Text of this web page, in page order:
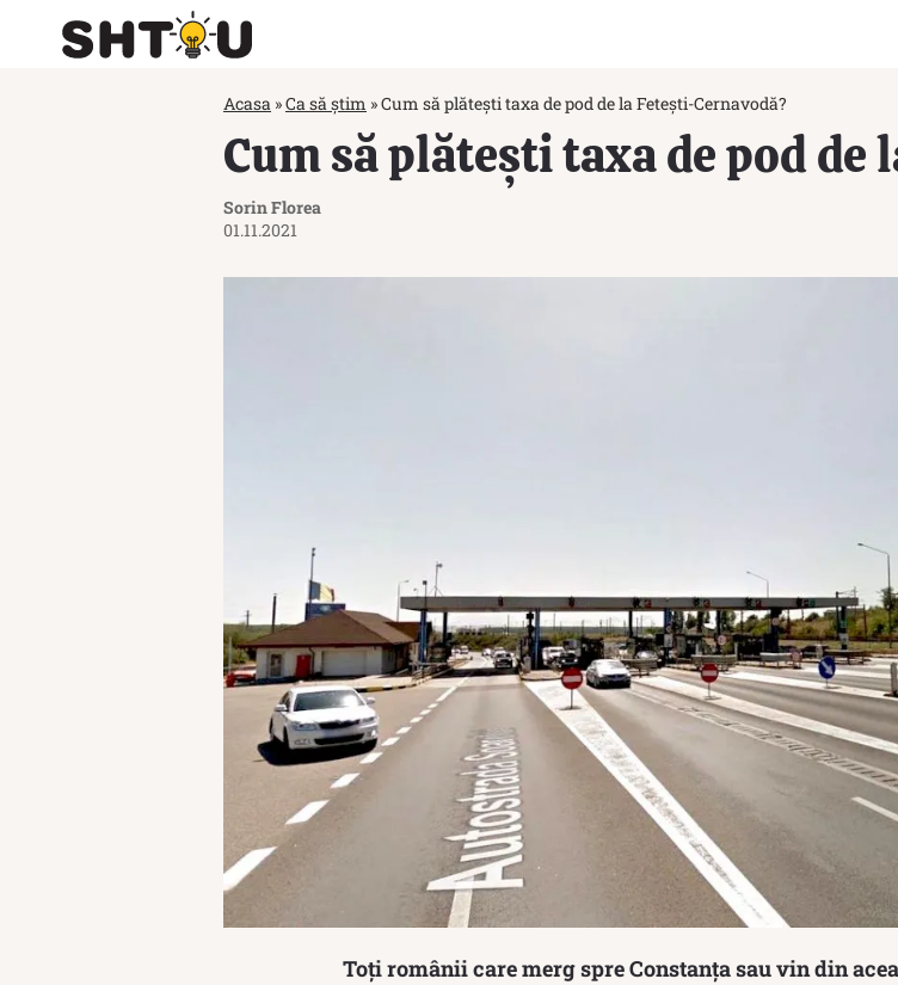
Acasa »Ca să știm »Cum să plătești taxa de pod de la Fetești-Cernavodă?
Cum să plătești taxa de pod
Sorin Florea
01.11.2021
Toți românii care merg spre Constanța sau vin din